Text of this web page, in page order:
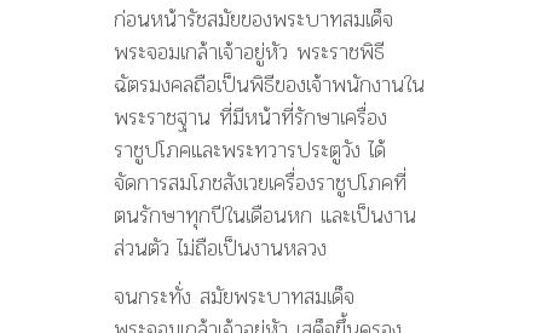
ก่อนหน้ารัชสมัยของพระบาทสมเด็จ
พระจอมเกล้าเจ้าอยู่หัว พระราชพิธี
ฉัตรมงคลถือเป็นพิธีของเจ้าพนักงานใน
พระราชฐาน ที่มีหน้าที่รักษาเครื่อง
ราชูปโภคและพระทวารประตูวัง ได้
จัดการสมโภชสังเวยเครื่องราชูปโภคที่
ตนรักษาทุกปีในเดือนหก และเป็นงาน
ส่วนตัว ไม่ถือเป็นงานหลวง
จนกระทั่ง สมัยพระบาทสมเด็จ